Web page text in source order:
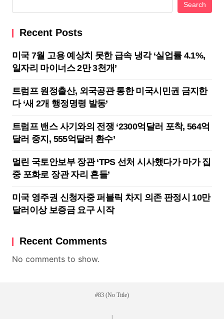
Search
Recent Posts
미국 7월 고용 예상치 못한 급속 냉각 ‘실업률 4.1%,
일자리 마이너스 2만 3천개’
트럼프 원정출산, 외국공관 통한 미국시민권 금지한
다 ‘새 2개 행정명령 발동’
트럼프 밴스 사기와의 전쟁 ‘2300억달러 포착, 564억
달러 중지, 555억달러 환수’
멀린 국토안보부 장관 ‘TPS 선처 시사했다가 마가 집
중 포화로 장관 자리 흔들’
미국 영주권 신청자중 퍼블릭 차지 의존 판정시 10만
달러이상 보증금 요구 시작
Recent Comments
No comments to show.
#83 (no Title)